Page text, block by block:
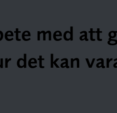
med att
det kan